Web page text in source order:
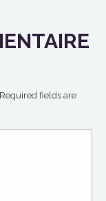
fields are